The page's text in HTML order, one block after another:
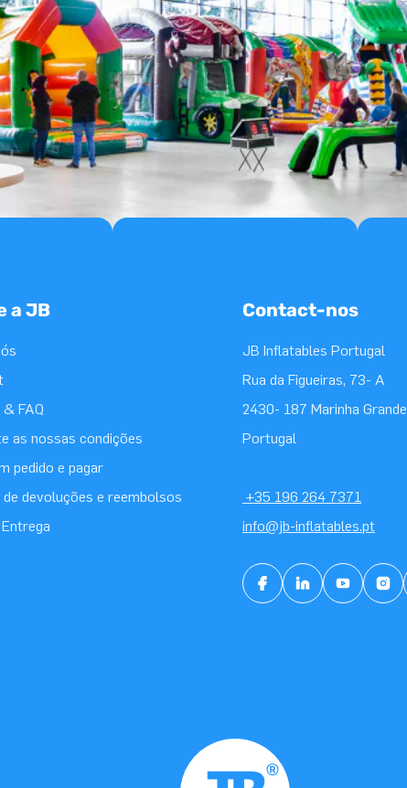
a JB
FAQ
as nossas condições
pedido e pagar
devoluções e reembolsos
Contact-nos
JB Inflatables Portugal
Rua da Figueiras, 73- A
2430- 187 Marinha Grande
Portugal
+35 196 264 7371
info@jb-inflatables.pt